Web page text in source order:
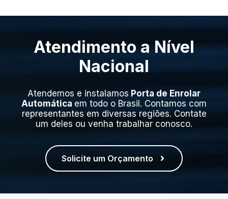
Atendimento a Nível
Nacional
Atendemos e instalamos Porta de Enrolar
Automática em todo o Brasil. Contamos com
representantes em diversas regiões. Contate
um deles ou venha trabalhar conosco.
Solicite um Orçamento